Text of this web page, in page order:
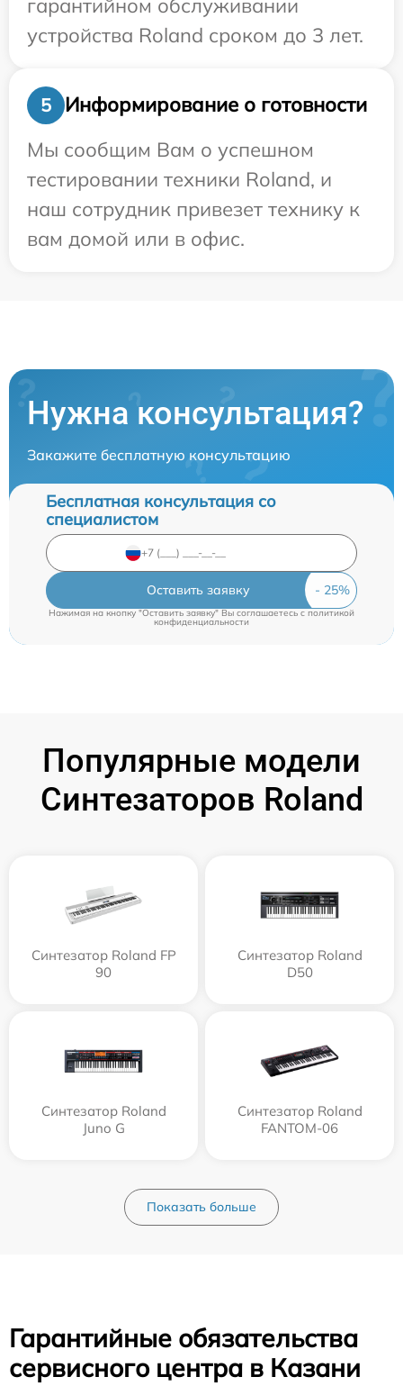
гарантийном обслуживании
устройства Roland сроком до 3 лет.
5
Информирование о готовности
Мы сообщим Вам о успешном
тестировании техники Roland, и
наш сотрудник привезет технику к
вам домой или в офис.
Нужна консультация?
Закажите бесплатную консультацию
Бесплатная консультация со
специалистом
Оставить заявку
Нажимая на кнопку "Оставить заявку" Вы соглашаетесь cполитикой
конфиденциальности
Популярные модели
Синтезаторов Roland
Синтезатор Roland FP
90
Синтезатор Roland
D50
Синтезатор Roland
Juno G
Синтезатор Roland
FANTOM-06
Показать больше
Гарантийные обязательства
сервисного центра в Казани